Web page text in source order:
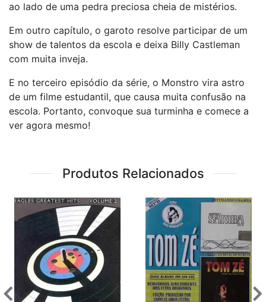
ao lado de uma pedra preciosa cheia de mistérios.
Em outro capítulo, o garoto resolve participar de um
show de talentos da escola e deixa Billy Castleman
com muita inveja.
E no terceiro episódio da série, o Monstro vira astro
de um filme estudantil, que causa muita confusão na
escola. Portanto, convoque sua turminha e comece a
ver agora mesmo!
Produtos Relacionados